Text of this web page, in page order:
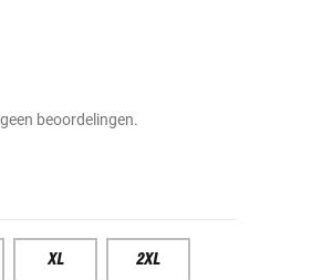
beoordelingen.
XL 2XL